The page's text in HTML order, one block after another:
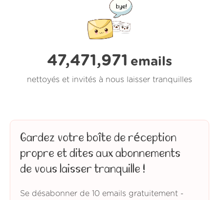
47,471,971 emails
nettoyés et invités à nous laisser tranquilles
Gardez votre boîte de réception
propre et dites aux abonnements
de vous laisser tranquille !
Se désabonner de 10 emails gratuitement -